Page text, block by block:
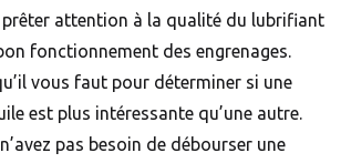
attention à la qualité du lubrifiant
fonctionnement des engrenages.
vous faut pour déterminer si une
est plus intéressante qu’une autre.
pas besoin de débourser une